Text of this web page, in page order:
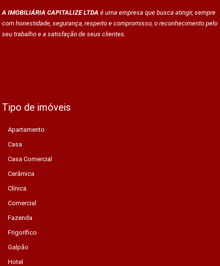
A IMOBILIÁRIA CAPITALIZE LTDA é uma empresa que busca atingir, sempre
com honestidade, segurança, respeito e compromisso, o reconhecimento pelo
seu trabalho e a satisfação de seus clientes.
Tipo de imóveis
Apartamento
Casa
Casa Comercial
Cerâmica
Clínica
Comercial
Fazenda
Frigorífico
Galpão
Hotel